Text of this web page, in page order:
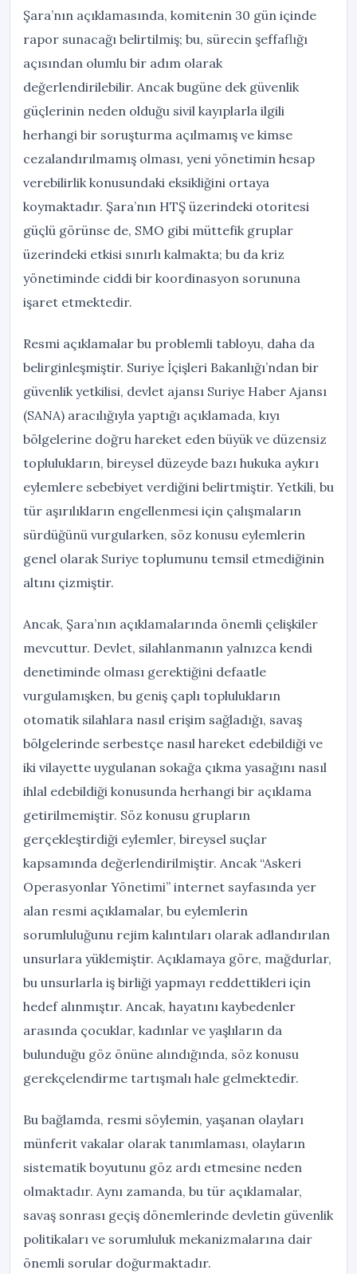
Şara’nın açıklamasında, komitenin 30 gün içinde
rapor sunacağı belirtilmiş; bu, sürecin şeffaflığı
açısından olumlu bir adım olarak
değerlendirilebilir. Ancak bugüne dek güvenlik
güçlerinin neden olduğu sivil kayıplarla ilgili
herhangi bir soruşturma açılmamış ve kimse
cezalandırılmamış olması, yeni yönetimin hesap
verebilirlik konusundaki eksikliğini ortaya
koymaktadır. Şara’nın HTŞ üzerindeki otoritesi
güçlü görünse de, SMO gibi müttefik gruplar
üzerindeki etkisi sınırlı kalmakta; bu da kriz
yönetiminde ciddi bir koordinasyon sorununa
işaret etmektedir.
Resmi açıklamalar bu problemli tabloyu, daha da
belirginleşmiştir. Suriye İçişleri Bakanlığı’ndan bir
güvenlik yetkilisi, devlet ajansı Suriye Haber Ajansı
(SANA) aracılığıyla yaptığı açıklamada, kıyı
bölgelerine doğru hareket eden büyük ve düzensiz
toplulukların, bireysel düzeyde bazı hukuka aykırı
eylemlere sebebiyet verdiğini belirtmiştir. Yetkili, bu
tür aşırılıkların engellenmesi için çalışmaların
sürdüğünü vurgularken, söz konusu eylemlerin
genel olarak Suriye toplumunu temsil etmediğinin
altını çizmiştir.
Ancak, Şara’nın açıklamalarında önemli çelişkiler
mevcuttur. Devlet, silahlanmanın yalnızca kendi
denetiminde olması gerektiğini defaatle
vurgulamışken, bu geniş çaplı toplulukların
otomatik silahlara nasıl erişim sağladığı, savaş
bölgelerinde serbestçe nasıl hareket edebildiği ve
iki vilayette uygulanan sokağa çıkma yasağını nasıl
ihlal edebildiği konusunda herhangi bir açıklama
getirilmemiştir. Söz konusu grupların
gerçekleştirdiği eylemler, bireysel suçlar
kapsamında değerlendirilmiştir. Ancak “Askeri
Operasyonlar Yönetimi” internet sayfasında yer
alan resmi açıklamalar, bu eylemlerin
sorumluluğunu rejim kalıntıları olarak adlandırılan
unsurlara yüklemiştir. Açıklamaya göre, mağdurlar,
bu unsurlarla iş birliği yapmayı reddettikleri için
hedef alınmıştır. Ancak, hayatını kaybedenler
arasında çocuklar, kadınlar ve yaşlıların da
bulunduğu göz önüne alındığında, söz konusu
gerekçelendirme tartışmalı hale gelmektedir.
Bu bağlamda, resmi söylemin, yaşanan olayları
münferit vakalar olarak tanımlaması, olayların
sistematik boyutunu göz ardı etmesine neden
olmaktadır. Aynı zamanda, bu tür açıklamalar,
savaş sonrası geçiş dönemlerinde devletin güvenlik
politikaları ve sorumluluk mekanizmalarına dair
önemli sorular doğurmaktadır.